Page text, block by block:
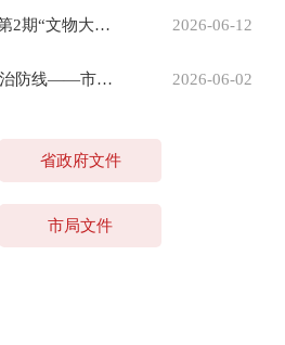
市文物局举办2026年第2期“文物大讲堂” 2026-06-12
深学文物法规 共筑法治防线——市文物局在凤翔区... 2026-06-02
省政府文件
市局文件